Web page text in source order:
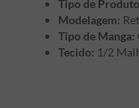
Tipo de
Modelagem:
Tipo de Manga:
Tecido: 1/2